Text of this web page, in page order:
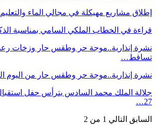
إطلاق مشاريع مهيكلة في مجالي الماء والتعليم
قراءة في الخطاب الملكي السامي بمناسبة الذكرى
نشرة إنذارية..موجة حر وطقس حار وزخات
تساقط…
نشرة إنذارية..موجة حر وطقس حار من اليوم
جلالة الملك محمد السادس يترأس حفل
27…
السابق التالي 1 من 2